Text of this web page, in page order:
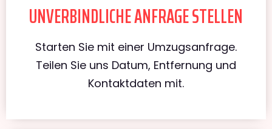
UNVERBINDLICHE ANFRAGE STELLEN
Starten Sie mit einer Umzugsanfrage.
Teilen Sie uns Datum, Entfernung und
Kontaktdaten mit.